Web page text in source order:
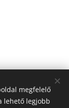
megfelelő
lehető legjobb